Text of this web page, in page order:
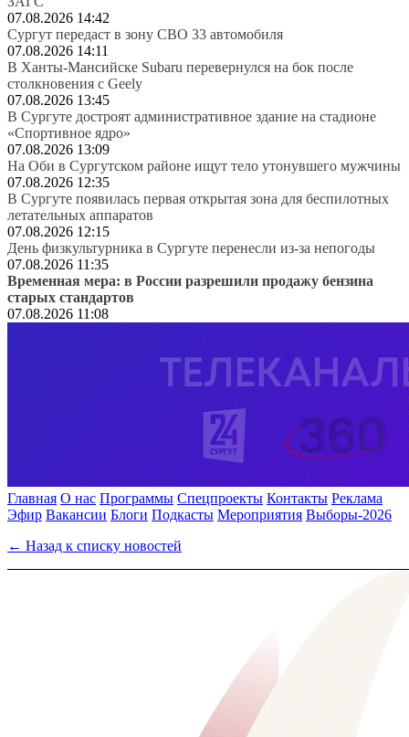
07.08.2026 14:42
Сургут передаст в зону СВО 33 автомобиля
07.08.2026 14:11
В Ханты-Мансийске Subaru перевернулся на бок после
столкновения с Geely
07.08.2026 13:45
В Сургуте достроят административное здание на стадионе
«Спортивное ядро»
07.08.2026 13:09
На Оби в Сургутском районе ищут тело утонувшего мужчины
07.08.2026 12:35
В Сургуте появилась первая открытая зона для беспилотных
летательных аппаратов
07.08.2026 12:15
День физкультурника в Сургуте перенесли из-за непогоды
07.08.2026 11:35
Временная мера: в России разрешили продажу бензина
старых стандартов
07.08.2026 11:08
Главная О нас Программы Спецпроекты Контакты Реклама
Эфир Вакансии Блоги Подкасты Мероприятия Выборы-2026
← Назад к списку новостей